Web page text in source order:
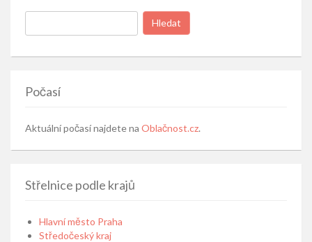
Vyhledávání
Počasí
Aktuální počasí najdete na Oblačnost.cz.
Střelnice podle krajů
Hlavní město Praha
Středočeský kraj